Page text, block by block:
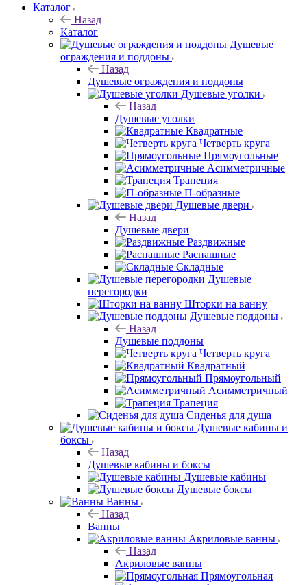
Каталог
Назад
Каталог
Душевые
ограждения и поддоны
Назад
Душевые ограждения и поддоны
Душевые уголки
Назад
Душевые уголки
Квадратные
Четверть круга
Прямоугольные
Асимметричные
Трапеция
П-образные
Душевые двери
Назад
Душевые двери
Раздвижные
Распашные
Складные
Душевые
перегородки
Шторки на ванну
Душевые поддоны
Назад
Душевые поддоны
Четверть круга
Квадратный
Прямоугольный
Асимметричный
Трапеция
Сиденья для душа
Душевые кабины и
боксы
Назад
Душевые кабины и боксы
Душевые кабины
Душевые боксы
Ванны
Назад
Ванны
Акриловые ванны
Назад
Акриловые ванны
Прямоугольная